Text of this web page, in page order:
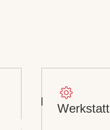
Werkstatt